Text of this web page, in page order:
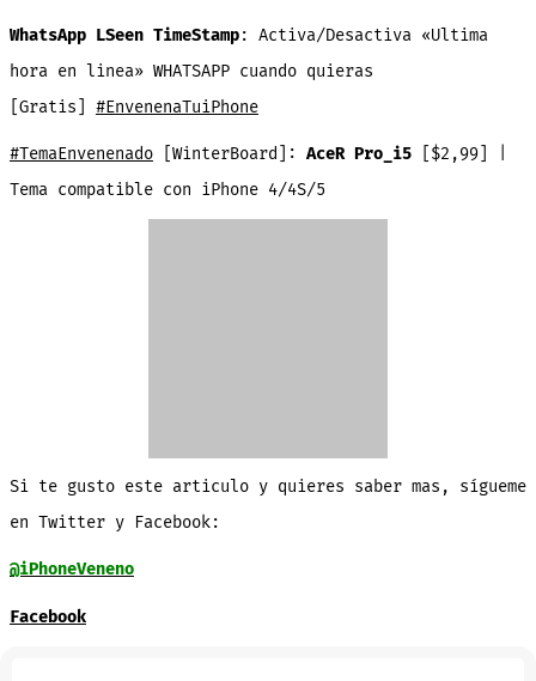
WhatsApp LSeen TimeStamp: Activa/Desactiva «Ultima
hora en linea» WHATSAPP cuando quieras
[Gratis] #EnvenenaTuiPhone
#TemaEnvenenado[WinterBoard]: AceR Pro_i5[$2,99] |
Tema compatible con iPhone 4/4S/5
Si te gusto este articulo y quieres saber mas, sígueme
en Twitter y Facebook:
@iPhoneVeneno
Facebook